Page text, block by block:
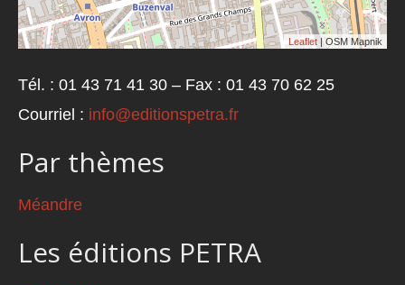
Leaflet | OSM Mapnik
Tél. : 01 43 71 41 30 – Fax : 01 43 70 62 25
Courriel : info@editionspetra.fr
Par thèmes
Méandre
Les éditions PETRA